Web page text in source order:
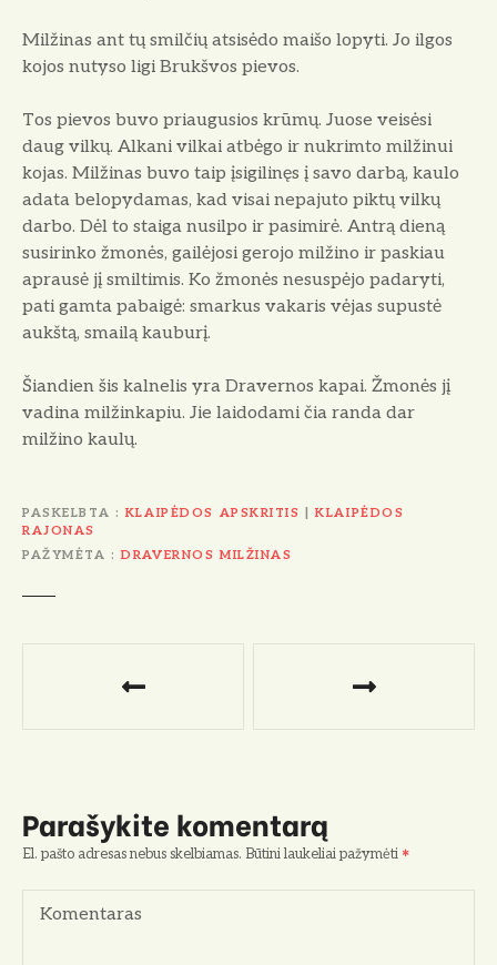
Milžinas ant tų smilčių atsisėdo maišo lo­pyti. Jo ilgos
kojos nutyso ligi Brukšvos pie­vos.
Tos pievos buvo priaugusios krūmų. Juose veisėsi
daug vilkų. Alkani vilkai atbėgo ir nukrimto milžinui
kojas. Milžinas buvo taip įsigilinęs į savo darbą, kaulo
adata belopyda­mas, kad visai nepajuto piktų vilkų
darbo. Dėl to staiga nusilpo ir pasimirė. Antrą dieną
susirinko žmonės, gailėjosi gerojo milžino ir paskiau
aprausė jį smiltimis. Ko žmonės ne­suspėjo padaryti,
pati gamta pabaigė: smarkus vakaris vėjas supustė
aukštą, smailą kauburį.
Šiandien šis kalnelis yra Dravernos kapai. Žmonės jį
vadina milžinkapiu. Jie laidodami čia randa dar
milžino kaulų.
PASKELBTA KLAIPĖDOS APSKRITIS |KLAIPĖDOS
RAJONAS
PAŽYMĖTA
DRAVERNOS MILŽINAS
g
c
Parašykite komentarą
El. pašto adresas nebus skelbiamas. Būtini laukeliai pažymėti
Komentaras